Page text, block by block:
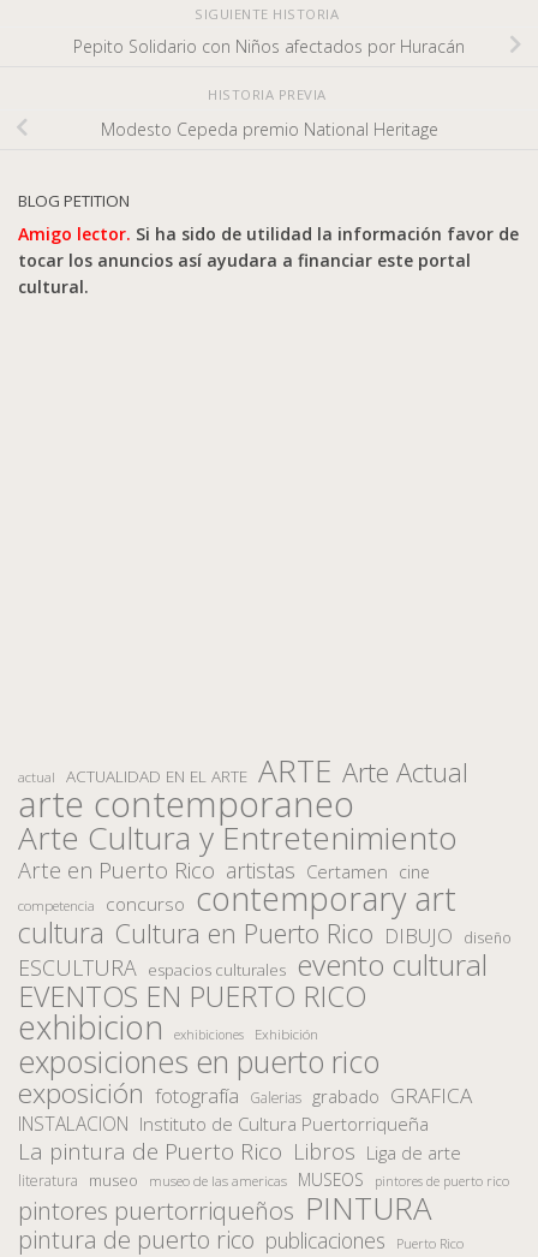
SIGUIENTE HISTORIA
Pepito Solidario con Niños afectados por Huracán
HISTORIA PREVIA
Modesto Cepeda premio National Heritage
BLOG PETITION
Amigo lector. Si ha sido de utilidad la información favor de
tocar los anuncios así ayudara a financiar este portal
cultural.
actual ACTUALIDAD EN EL ARTE ARTE Arte Actual
arte contemporaneo
Arte Cultura y Entretenimiento
Arte en Puerto Rico artistas Certamen cine
competencia concurso contemporary art
cultura Cultura en Puerto Rico DIBUJO diseño
ESCULTURA espacios culturales evento cultural
EVENTOS EN PUERTO RICO
exhibicion exhibiciones Exhibición
exposiciones en puerto rico
exposición fotografía Galerias grabado GRAFICA
INSTALACION Instituto de Cultura Puertorriqueña
La pintura de Puerto Rico Libros Liga de arte
literatura museo museo de las americas MUSEOS pintores de puerto rico
pintores puertorriqueños PINTURA
pintura de puerto rico publicaciones Puerto Rico